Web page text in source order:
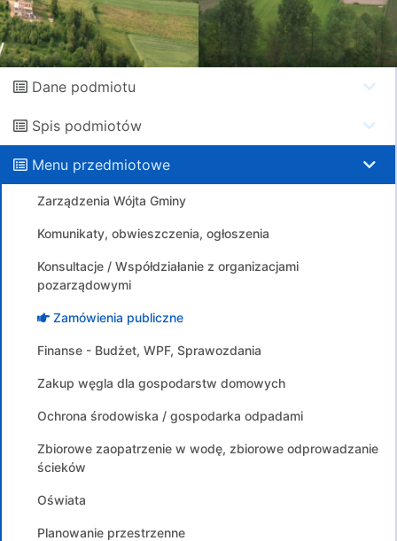
Dane podmiotu
Spis podmiotów
Menu przedmiotowe
Zarządzenia Wójta Gminy
Komunikaty, obwieszczenia, ogłoszenia
Konsultacje / Współdziałanie z organizacjami
pozarządowymi
Zamówienia publiczne
Finanse - Budżet, WPF, Sprawozdania
Zakup węgla dla gospodarstw domowych
Ochrona środowiska / gospodarka odpadami
Zbiorowe zaopatrzenie w wodę, zbiorowe odprowadzanie
ścieków
Oświata
Planowanie przestrzenne